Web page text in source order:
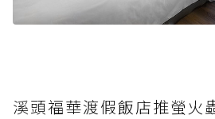
溪頭福華渡假飯店推螢火